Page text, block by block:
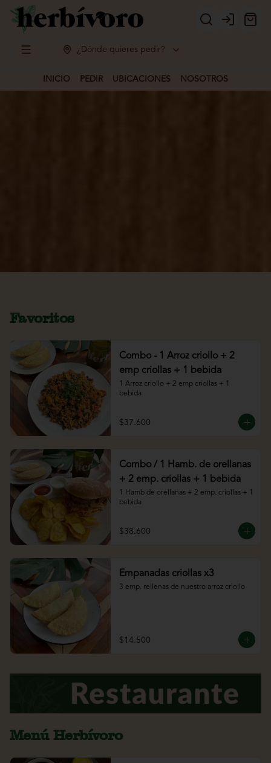
Login
¿Dónde quieres pedir?
INICIO PEDIR UBICACIONES NOSOTROS
Favoritos
Combo - 1 Arroz criollo + 2
emp criollas + 1 bebida
1 Arroz criollo + 2 emp criollas + 1
bebida
$37.600
Combo / 1 Hamb. de orellanas
+ 2 emp. criollas + 1 bebida
1 Hamb de orellanas + 2 emp. criollas + 1
bebida
$38.600
Empanadas criollas x3
3 emp. rellenas de nuestro arroz criollo
$14.500
Menú Herbívoro